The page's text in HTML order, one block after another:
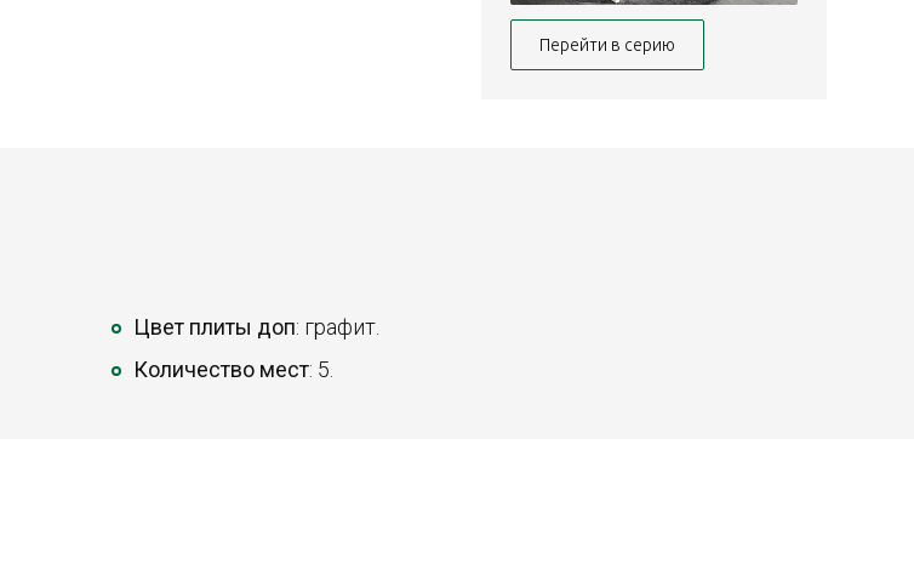
Перейти в серию
Цвет плиты доп: графит.
Количество мест: 5.